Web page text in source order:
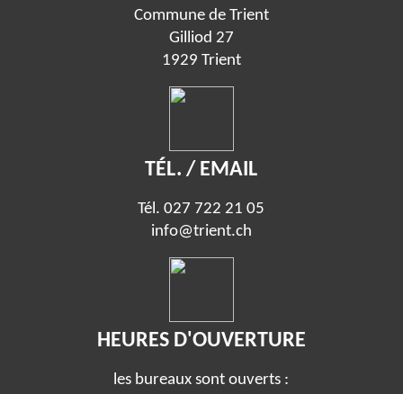
Commune de Trient
Gilliod 27
1929 Trient
TÉL. / EMAIL
Tél.027 722 21 05
info@trient.ch
HEURES D'OUVERTURE
les bureaux sont ouverts :